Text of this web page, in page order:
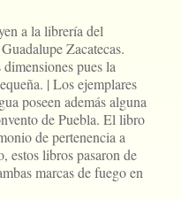
a la librería del
Zacatecas.
pues la
| Los ejemplares
poseen además alguna
de Puebla. El libro
de pertenencia a
estos libros pasaron de
marcas de fuego en